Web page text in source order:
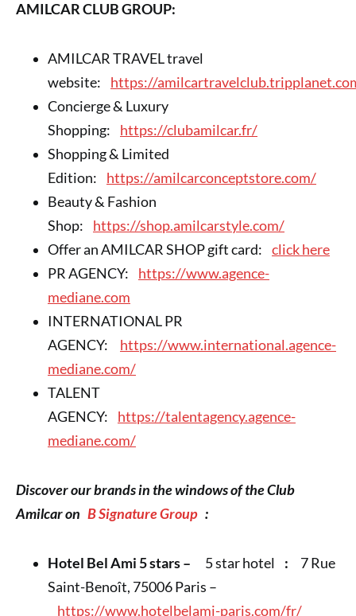
AMILCAR CLUB GROUP:
AMILCAR TRAVEL travel
website: https://
Concierge & Luxury
Shopping: https://clubamilcar.fr/
Shopping & Limited
Edition: https://amilcarconceptstore.com/
Beauty & Fashion
Shop: https://shop.amilcarstyle.com/
Offer an AMILCAR SHOP gift card: click here
PR AGENCY: https://www.agence-
mediane.com
INTERNATIONAL PR
AGENCY: https://www.international.agence-
mediane.com/
TALENT
AGENCY: https://talentagency.agence-
mediane.com/
Discover our brands in the windows of the Club
Amilcar on B Signature Group :
Hotel Bel Ami 5 stars – 5 star hotel : 7 Rue
Saint-Benoît, 75006 Paris –
https://www.hotelbelami-paris.com/fr/